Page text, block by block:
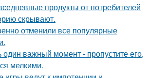
продукты от потребителей
скрывают.
отменили все популярные
один важный момент - пропустите его,
мелкими.